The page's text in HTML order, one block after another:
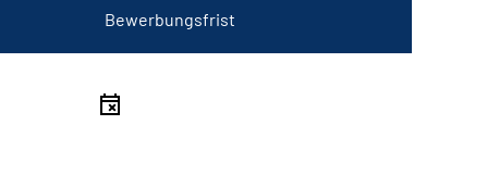
Bewerbungsfrist